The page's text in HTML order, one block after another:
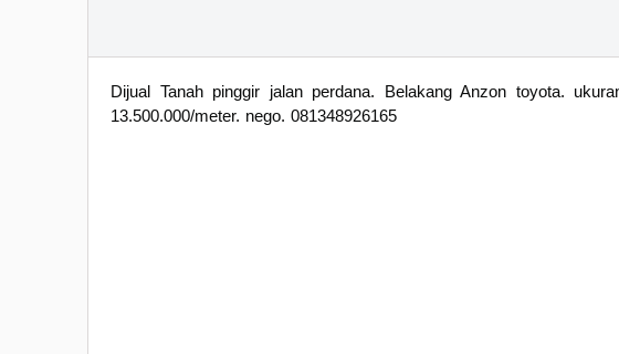
Dijual Tanah pinggir jalan perdana. Belakang Anzon toyota.
13.500.000/meter. nego. 081348926165